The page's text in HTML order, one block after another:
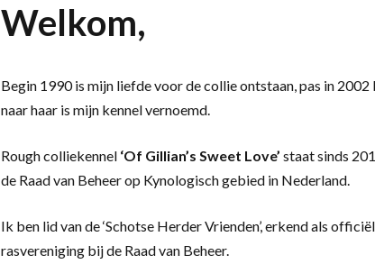
Welkom,
Begin 1990 is mijn liefde voor de collie ontstaan, pas in
naar haar is mijn kennel vernoemd.
Rough colliekennel ‘Of Gillian’s Sweet Love’ staat sinds
de Raad van Beheer op Kynologisch gebied in Nederland.
Ik ben lid van de ‘Schotse Herder Vrienden’, erkend als
rasvereniging bij de Raad van Beheer.